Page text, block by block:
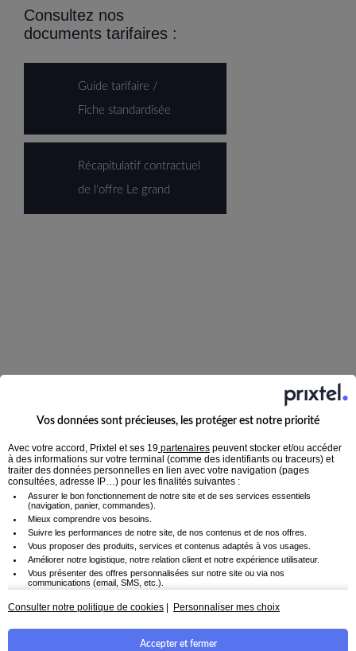
OPTIONS GRATUITES
Appels Wifi (VOWIFI) et 4G (VOLTE)
DÉTAIL DES ZONES
Guadeloupe, Guyane, Martinique, Réunion,
Mayotte, St Barthélémy (île), Saint-Martin (partie
Française), Saint Pierre-et-Miquelon
Consultez nos
documents tarifaires :
Guide tarifaire /
Fiche standardisée
Récapitulatif contractuel
de l'offre Le grand
Combien vais-je
économiser ?
Saisissez votre email ci-dessous pour découvrir combien
vous allez économiser avec le forfait Le grand.
Vous recevrez aussi régulièrement les astuces et offres de
Vos données sont précieuses, les protéger est notre priorité
Avec votre accord, Prixtel et ses 19 partenaires peuvent stocker et/ou accéder
à des informations sur votre terminal (comme des identifiants ou traceurs) et
traiter des données personnelles en lien avec votre navigation (pages
consultées, adresse IP…) pour les finalités suivantes :
Assurer le bon fonctionnement de notre site et de ses services essentiels
(navigation, panier, commandes).
Mieux comprendre vos besoins.
Suivre les performances de notre site, de nos contenus et de nos offres.
Vous proposer des produits, services et contenus adaptés à vos usages.
Améliorer notre logistique, notre relation client et notre expérience utilisateur.
Vous présenter des offres personnalisées sur notre site ou via nos
communications (email, SMS, etc.).
mieux personnaliser votre parcours.
(avec votre accord), pour mieux vous accompagner.
Consulter notre politique de cookies | Personnaliser mes choix
Accepter et fermer